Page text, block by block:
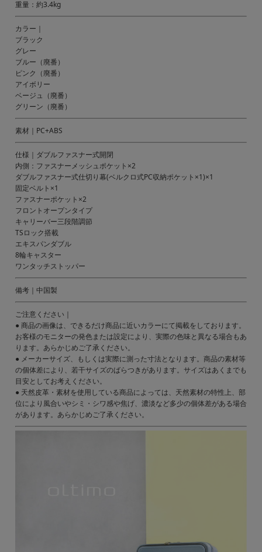
重量：約3.4kg
カラー｜
ブラック
グレー
ブルー（廃番）
ピンク（廃番）
アイボリー
ベージュ（廃番）
グリーン（廃番）
素材｜PC+ABS
仕様｜ダブルファスナー式開閉
内側：ファスナーメッシュポケット×2
ダブルファスナー式仕切り幕(ベルクロ式PC収納ポケット×1)×1
固定ベルト×1
ファスナーポケット×2
フロントオープンタイプ
キャリーバー三段階調節
TSロック搭載
エキスパンダブル
8輪キャスター
ワンタッチストッパー
備考｜中国製
ご注意ください｜
● 商品の画像は、できるだけ商品に近いカラーにて掲載をしております。
お客様のモニターの発色または設定により、実際の色味と異なる場合もあ
ります。あらかじめご了承ください。
● メーカーサイズ、もしくは実際に測った寸法となります。商品の素材等
の個体差により、若干サイズのばらつきがあります。サイズはあくまでも
目安としてお考えください。
● 天然皮革・素材を使用している商品によっては、天然素材の特性上、部
位により風合いやシミ・シワ感や焦げ、濃淡など多少の個体差がある場合
があります。あらかじめご了承ください。